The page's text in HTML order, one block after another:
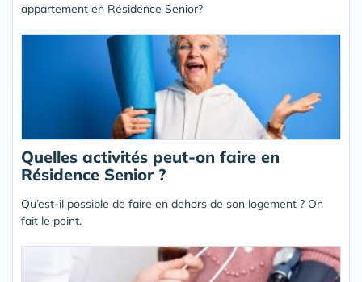
appartement en Résidence Senior?
Quelles activités peut-on faire en
Résidence Senior ?
Qu’est-il possible de faire en dehors de son logement ? On
fait le point.